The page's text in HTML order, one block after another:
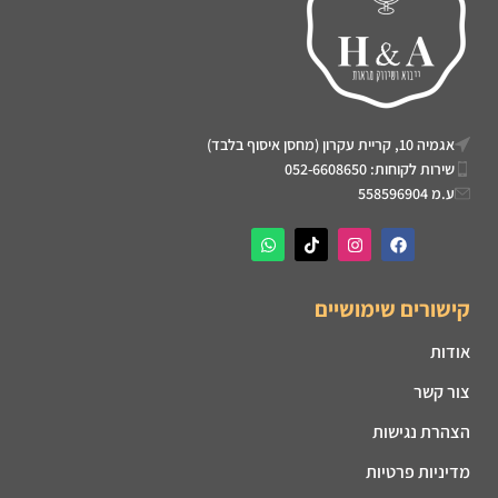
אגמיה 10, קריית עקרון (מחסן איסוף בלבד)
שירות לקוחות: 052-6608650
ע.מ 558596904
קישורים שימושיים
אודות
צור קשר
הצהרת נגישות
מדיניות פרטיות